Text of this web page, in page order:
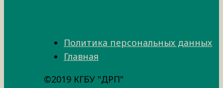
Политика персональных данных
Главная
©2019 КГБУ "ДРП"